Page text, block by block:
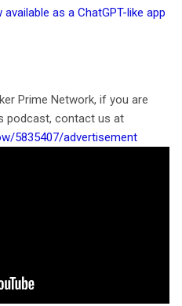
as a ChatGPT-like app
Prime Network, if you are
podcast, contact us at
5835407/advertisement